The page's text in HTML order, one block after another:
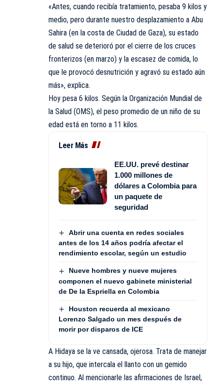
«Antes, cuando recibía tratamiento, pesaba 9 kilos y
medio, pero durante nuestro desplazamiento a Abu
Sahira (en la costa de Ciudad de Gaza), su estado
de salud se deterioró por el cierre de los cruces
fronterizos (en marzo) y la escasez de comida, lo
que le provocó desnutrición y agravó su estado aún
más», explica.
Hoy pesa 6 kilos. Según la Organización Mundial de
la Salud (OMS), el peso promedio de un niño de su
edad está en torno a 11 kilos.
Leer Más
EE.UU. prevé destinar
1.000 millones de
dólares a Colombia para
un paquete de
seguridad
Abrir una cuenta en redes sociales
antes de los 14 años podría afectar el
rendimiento escolar, según un estudio
Nueve hombres y nueve mujeres
componen el nuevo gabinete ministerial
de De la Espriella en Colombia
Houston recuerda al mexicano
Lorenzo Salgado un mes después de
morir por disparos de ICE
A Hidaya se la ve cansada, ojerosa. Trata de manejar
a su hijo, que intercala el llanto con un gemido
continuo. Al mencionarle las afirmaciones de Israel,